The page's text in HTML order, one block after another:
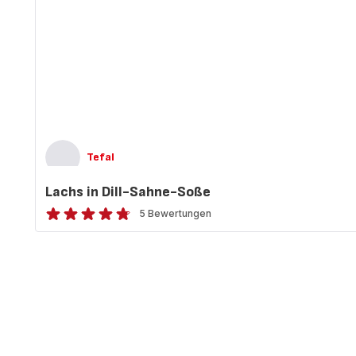
Tefal
Lachs in Dill-Sahne-Soße
ratings.4.7
5 Bewertungen